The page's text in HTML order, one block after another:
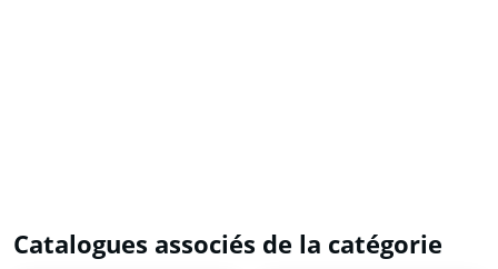
Catalogues associés de la catégorie